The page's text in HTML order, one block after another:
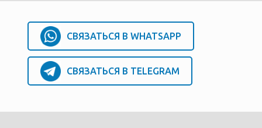
СВЯЗАТЬСЯ В WHATSAPP
СВЯЗАТЬСЯ В TELEGRAM